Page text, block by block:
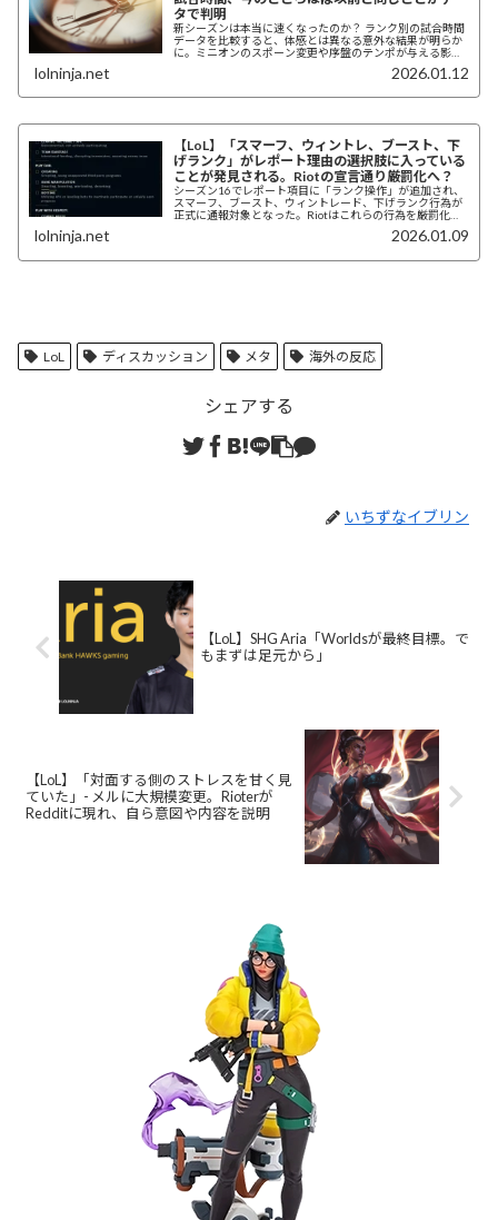
タで判明
新シーズンは本当に速くなったのか？ ランク別の試合時間
データを比較すると、体感とは異なる意外な結果が明らか
に。ミニオンのスポーン変更や序盤のテンポが与える影響
lolninja.net 2026.01.12
【LoL】「スマーフ、ウィントレ、ブースト、下
げランク」がレポート理由の選択肢に入っている
ことが発見される。Riotの宣言通り厳罰化へ？
シーズン16でレポート項目に「ランク操作」が追加され、
スマーフ、ブースト、ウィントレード、下げランク行為が
正式に通報対象となった。Riotはこれらの行為を厳罰化す
lolninja.net 2026.01.09
LoL ディスカッション メタ 海外の反応
シェアする
いちずなイブリン
【LoL】SHG Aria「Worldsが最終目標。で
もまずは足元から」
【LoL】「対面する側のストレスを甘く見
ていた」- メルに大規模変更。Rioterが
Redditに現れ、自ら意図や内容を説明